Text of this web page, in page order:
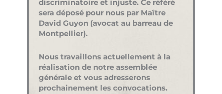
discriminatoire et injuste. Ce référé
sera déposé pour nous par Maître
David Guyon (avocat au barreau de
Montpellier).
Nous travaillons actuellement à la
réalisation de notre assemblée
générale et vous adresserons
prochainement les convocations.